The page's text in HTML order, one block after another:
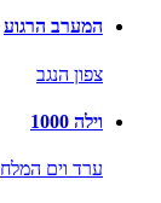
המערב הרגוע
צפון הנגב
וילה 1000
ערד וים המלח